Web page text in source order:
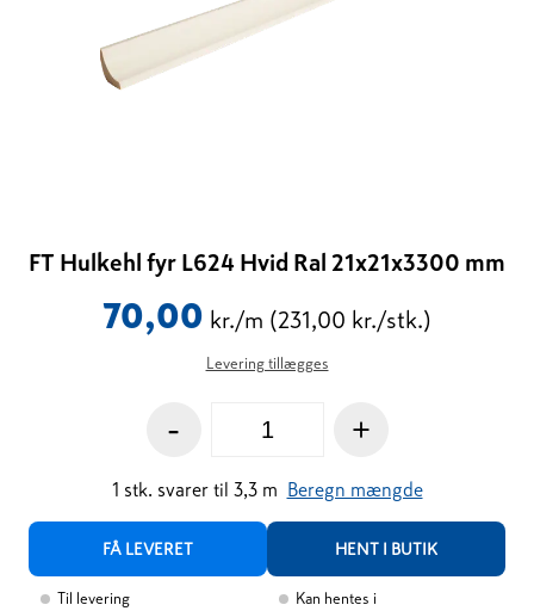
FT Hulkehl fyr L624 Hvid Ral 21x21x3300 mm
70,00 kr./m (231,00 kr./stk.)
Levering tillægges
- +
1 stk. svarer til 3,3 m Beregn mængde
FÅ LEVERET HENT I BUTIK
Til levering
Kan hentes i